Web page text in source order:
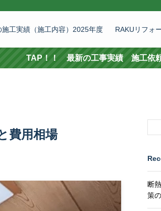
施工実績（施工内容）2025年度 RAKUリフォ
！ 最新の工事実績 施工依頼はこちらから
費用相場
断
策